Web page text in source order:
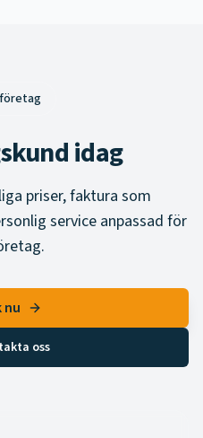
idag
priser, faktura som
service anpassad för
nu
oss